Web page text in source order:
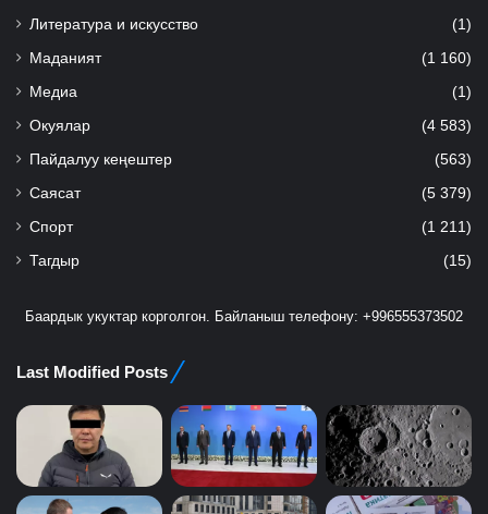
Литература и искусство (1)
Маданият (1 160)
Медиа (1)
Окуялар (4 583)
Пайдалуу кеңештер (563)
Саясат (5 379)
Спорт (1 211)
Тагдыр (15)
Баардык укуктар корголгон. Байланыш телефону: +996555373502
Last Modified Posts